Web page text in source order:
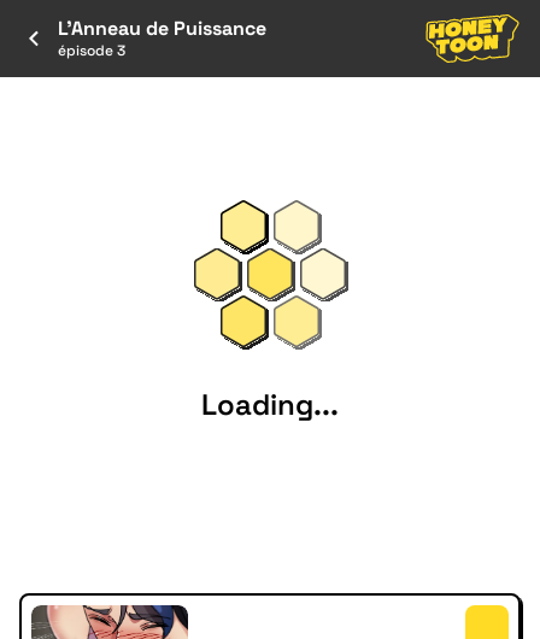
L'Anneau de Puissance
épisode 3
Loading...